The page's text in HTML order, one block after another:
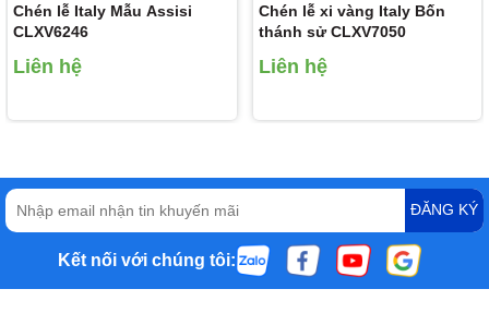
Chén lễ Italy Mẫu Assisi
CLXV6246
Liên hệ
Chén lễ xi vàng Italy Bốn
thánh sử CLXV7050
Liên hệ
ĐĂNG KÝ
Kết nối với chúng tôi: